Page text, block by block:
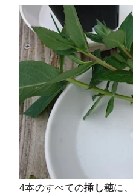
4本のすべての挿し穂に、